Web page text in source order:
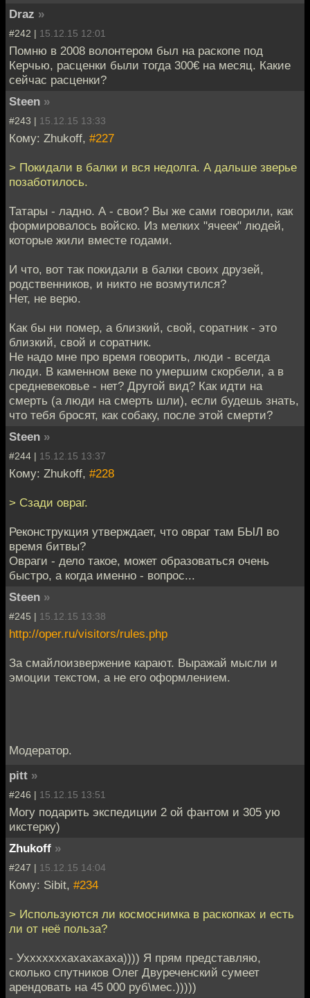
Draz »
#242 | 15.12.15 12:01
Помню в 2008 волонтером был на раскопе под
Керчью, расценки были тогда 300€ на месяц. Какие
сейчас расценки?
Steen »
#243 | 15.12.15 13:33
Кому: Zhukoff, #227
> Покидали в балки и вся недолга. А дальше зверье
позаботилось.
Татары - ладно. А - свои? Вы же сами говорили, как
формировалось войско. Из мелких "ячеек" людей,
которые жили вместе годами.
И что, вот так покидали в балки своих друзей,
родственников, и никто не возмутился?
Нет, не верю.
Как бы ни помер, а близкий, свой, соратник - это
близкий, свой и соратник.
Не надо мне про время говорить, люди - всегда
люди. В каменном веке по умершим скорбели, а в
средневековье - нет? Другой вид? Как идти на
смерть (а люди на смерть шли), если будешь знать,
что тебя бросят, как собаку, после этой смерти?
Steen »
#244 | 15.12.15 13:37
Кому: Zhukoff, #228
> Сзади овраг.
Реконструкция утверждает, что овраг там БЫЛ во
время битвы?
Овраги - дело такое, может образоваться очень
быстро, а когда именно - вопрос...
Steen »
#245 | 15.12.15 13:38
http://oper.ru/visitors/rules.php
За смайлоизвержение карают. Выражай мысли и
эмоции текстом, а не его оформлением.
Модератор.
pitt »
#246 | 15.12.15 13:51
Могу подарить экспедиции 2 ой фантом и 305 ую
икстерку)
Zhukoff »
#247 | 15.12.15 14:04
Кому: Sibit, #234
> Используются ли космоснимка в раскопках и есть
ли от неё польза?
- Ухххххххахахахаха)))) Я прям представляю,
сколько спутников Олег Двуреченский сумеет
арендовать на 45 000 руб\мес.)))))